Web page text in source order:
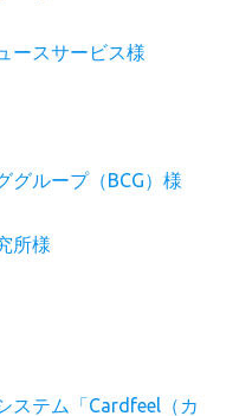
ースサービス様
グループ（BCG）様
所様
ステム「Cardfeel（カ